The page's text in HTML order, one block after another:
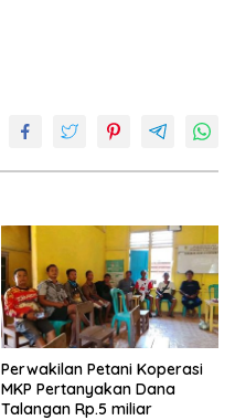
Perwakilan Petani Koperasi
MKP Pertanyakan Dana
Talangan Rp.5 miliar